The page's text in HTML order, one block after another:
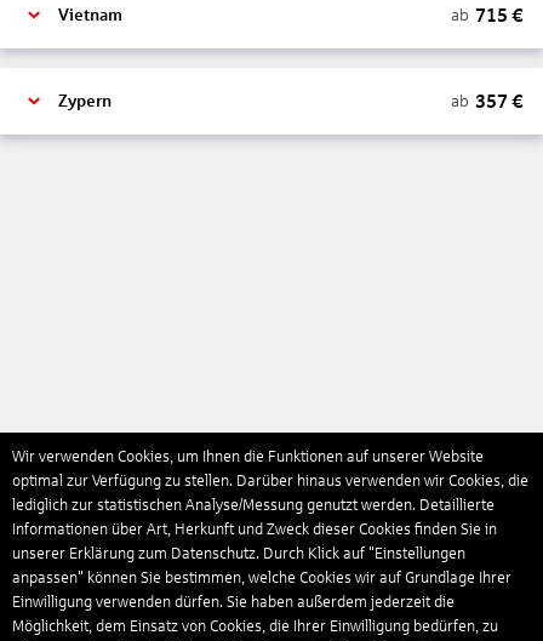
Vietnam ab 715 €
Zypern ab 357 €
Wir verwenden Cookies, um Ihnen die Funktionen auf unserer Website
optimal zur Verfügung zu stellen. Darüber hinaus verwenden wir Cookies, die
lediglich zur statistischen Analyse/Messung genutzt werden. Detaillierte
Informationen über Art, Herkunft und Zweck dieser Cookies finden Sie in
unserer Erklärung zum Datenschutz. Durch Klick auf "Einstellungen
anpassen" können Sie bestimmen, welche Cookies wir auf Grundlage Ihrer
Einwilligung verwenden dürfen. Sie haben außerdem jederzeit die
Möglichkeit, dem Einsatz von Cookies, die Ihrer Einwilligung bedürfen, zu